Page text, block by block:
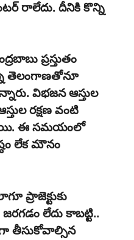
రాలేదు. దీనికి కొన్ని
ప్రస్తుతం
తెలంగాణతోనూ
విభజన ఆస్తుల
రక్షణ వంటి
ఈ సమయంలో
లేక మౌనం
ప్రాజెక్టుకు
లేదు కాబట్టి..
తీసుకోవాల్సిన